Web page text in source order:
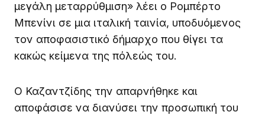
μεγάλη μεταρρύθμιση» λέει ο Ρομπέρτο
Μπενίνι σε μια ιταλική ταινία, υποδυόμενος
τον αποφασιστικό δήμαρχο που θίγει τα
κακώς κείμενα της πόλεώς του.
Ο Καζαντζίδης την απαρνήθηκε και
αποφάσισε να διανύσει την προσωπική του